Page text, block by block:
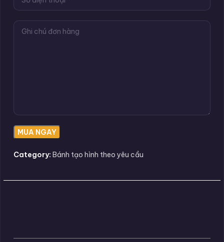
Category: Bánh tạo hình theo yêu cầu